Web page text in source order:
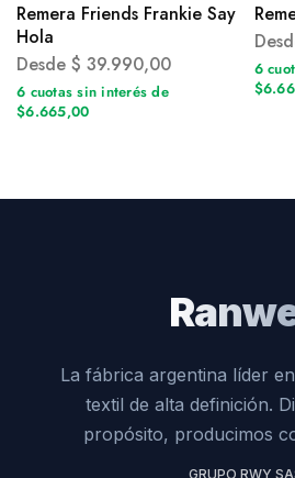
Remera Friends Frankie Say
Hola
Desde $ 39.990,00
6 cuotas sin interés de
$6.665,00
6
La fábrica argentina líder
textil de alta definición.
propósito, producimos
GRUPO RWY